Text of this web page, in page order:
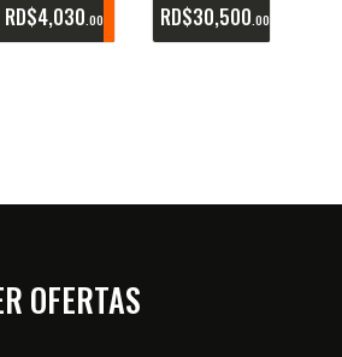
RD$4,030 00 RD$30,500 00
OFERTAS